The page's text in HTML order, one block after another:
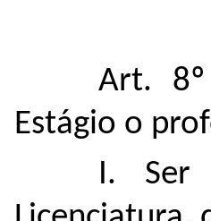
Art.
Estágio o
I. Ser